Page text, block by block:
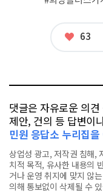
련
좋
63
댓글은 자유로운 의
제안, 건의 등 답변이
민원 응답소 누리집을
상업성 광고, 저작권 침해,
치적 목적, 유사한 내용의
거나 운영 취지에 맞지 않
의해 통보없이 삭제될 수